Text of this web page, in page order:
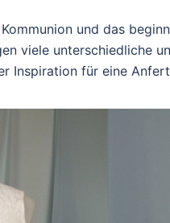
und das
viele unterschiedliche
Inspiration für eine